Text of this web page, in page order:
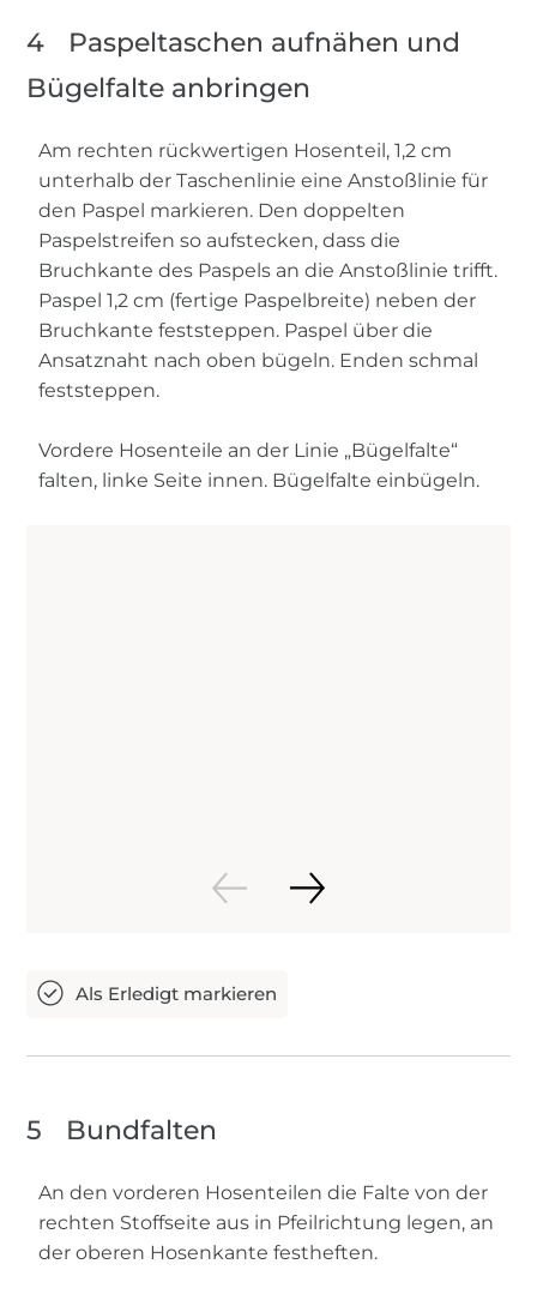
4
Paspeltaschen aufnähen und
Bügelfalte anbringen
Am rechten rückwertigen Hosenteil, 1,2 cm
unterhalb der Taschenlinie eine Anstoßlinie für
den Paspel markieren. Den doppelten
Paspelstreifen so aufstecken, dass die
Bruchkante des Paspels an die Anstoßlinie trifft.
Paspel 1,2 cm (fertige Paspelbreite) neben der
Bruchkante feststeppen. Paspel über die
Ansatznaht nach oben bügeln. Enden schmal
feststeppen.
Vordere Hosenteile an der Linie „Bügelfalte“
falten, linke Seite innen. Bügelfalte einbügeln.
5 Bundfalten
An den vorderen Hosenteilen die Falte von der
rechten Stoffseite aus in Pfeilrichtung legen, an
der oberen Hosenkante festheften.